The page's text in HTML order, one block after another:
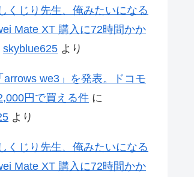
くじり先生、俺みたいになる
Mate XT 購入に72時間かか
skyblue625 より
arrows we3」を発表。ドコモ
円で買える件 に
より
くじり先生、俺みたいになる
Mate XT 購入に72時間かか